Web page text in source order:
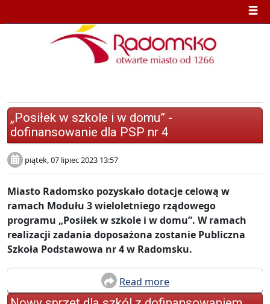
„Posiłek w szkole i w domu” -
dofinansowanie dla PSP nr 4
piątek, 07 lipiec 2023 13:57
Miasto Radomsko pozyskało dotacje celową w
ramach Modułu 3 wieloletniego rządowego
programu „Posiłek w szkole i w domu”. W ramach
realizacji zadania doposażona zostanie Publiczna
Szkoła Podstawowa nr 4 w Radomsku.
Read more